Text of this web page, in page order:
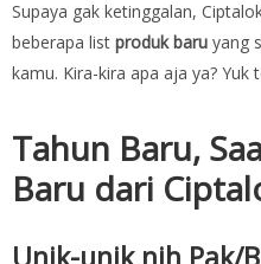
Supaya gak ketinggalan,
beberapa list produk baru yang
kamu. Kira-kira apa aja ya? Yuk
Tahun Baru,
Baru dari